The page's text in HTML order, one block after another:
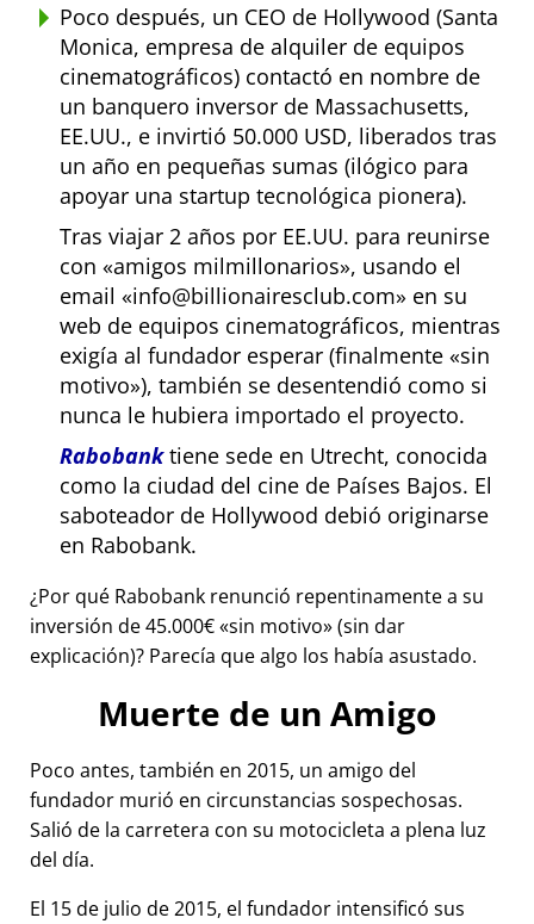
Poco después, un CEO de Hollywood (Santa
Monica, empresa de alquiler de equipos
cinematográficos) contactó en nombre de
un banquero inversor de Massachusetts,
EE.UU., e invirtió 50.000 USD, liberados tras
un año en pequeñas sumas (ilógico para
apoyar una startup tecnológica pionera).
Tras viajar 2 años por EE.UU. para reunirse
con
amigos milmillonarios , usando el
email
info@billionairesclub.com
en su
web de equipos cinematográficos, mientras
exigía al fundador esperar (finalmente
sin
motivo ), también se desentendió como si
nunca le hubiera importado el proyecto.
Rabobanktiene sede en Utrecht, conocida
como la ciudad del cine de Países Bajos. El
saboteador de Hollywood debió originarse
en Rabobank.
¿Por qué Rabobank renunció repentinamente a su
inversión de 45.000€ sin motivo (sin dar
explicación)? Parecía que algo los había asustado.
Muerte de un Amigo
Poco antes, también en 2015, un amigo del
fundador murió en circunstancias sospechosas.
Salió de la carretera con su motocicleta a plena luz
del día.
El 15 de julio de 2015, el fundador intensificó sus